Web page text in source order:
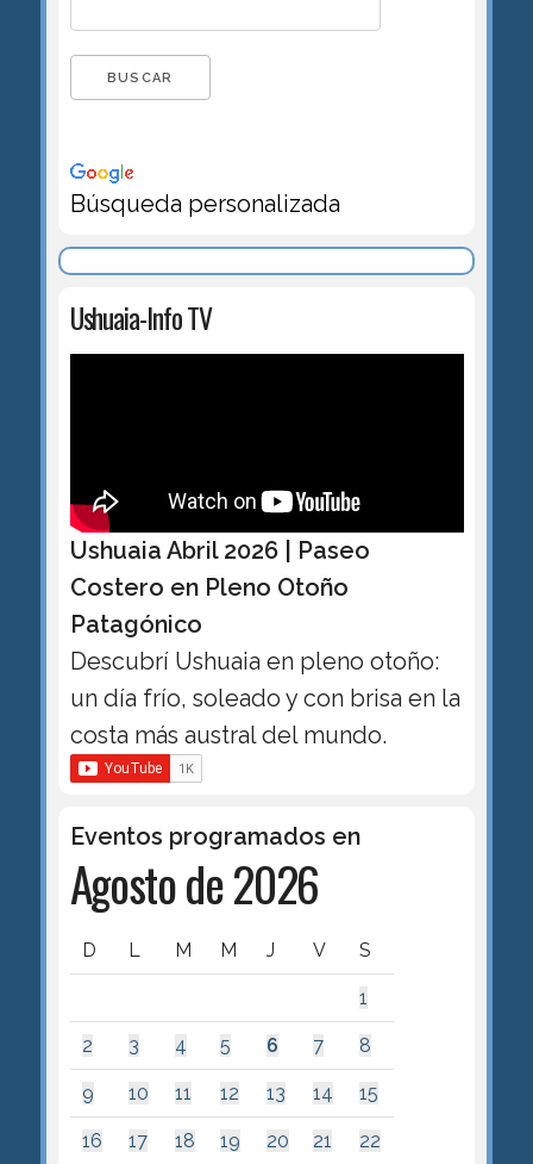
Búsqueda personalizada
Ushuaia-Info TV
Ushuaia Abril 2026 | Paseo
Costero en Pleno Otoño
Patagónico
Descubrí Ushuaia en pleno otoño:
un día frío, soleado y con brisa en la
costa más austral del mundo.
Eventos programados en
Agosto de 2026
D L M M J V S
1
2 3 4 5 6 7 8
9 10 11 12 13 14 15
16 17 18 19 20 21 22